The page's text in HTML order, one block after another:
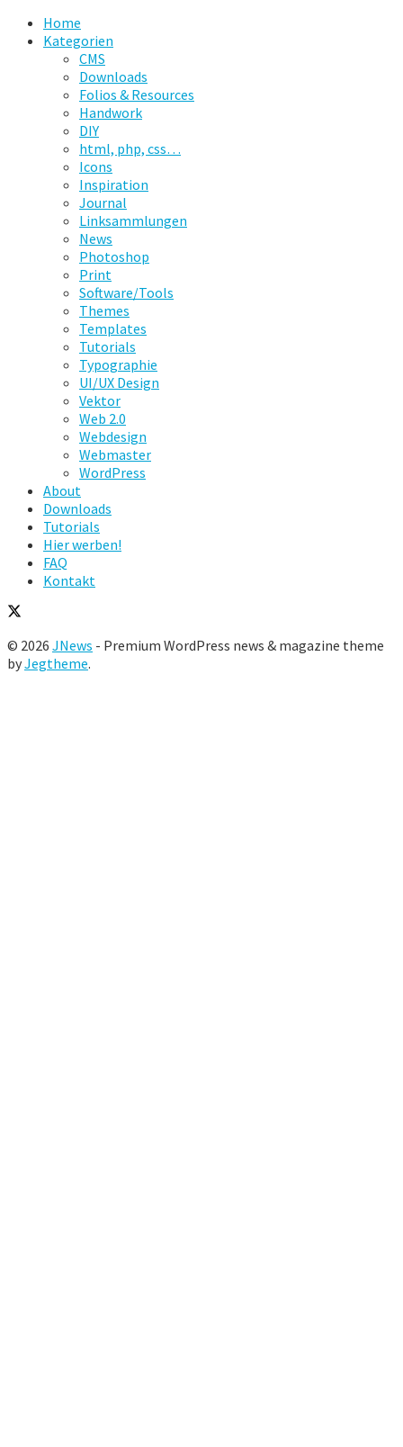
Home
Kategorien
CMS
Downloads
Folios & Resources
Handwork
DIY
html, php, css…
Icons
Inspiration
Journal
Linksammlungen
News
Photoshop
Print
Software/Tools
Themes
Templates
Tutorials
Typographie
UI/UX Design
Vektor
Web 2.0
Webdesign
Webmaster
WordPress
About
Downloads
Tutorials
Hier werben!
FAQ
Kontakt
© 2026 JNews - Premium WordPress news & magazine theme
byJegtheme.